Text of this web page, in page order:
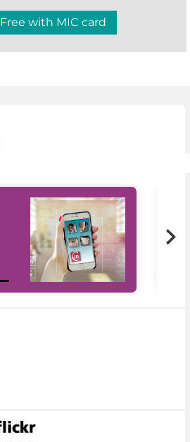
Free with MIC card